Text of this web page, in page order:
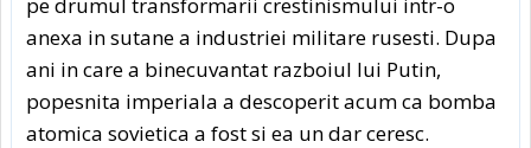
anexa in sutane a industriei militare rusesti. Dupa
ani in care a binecuvantat razboiul lui Putin,
popesnita imperiala a descoperit acum ca bomba
atomica sovietica a fost si ea un dar ceresc.